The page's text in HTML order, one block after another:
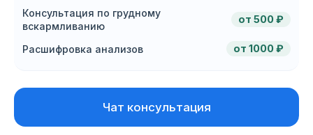
Консультация по грудному
вскармливанию
от 500 ₽
Расшифровка анализов от 1000 ₽
Чат консультация